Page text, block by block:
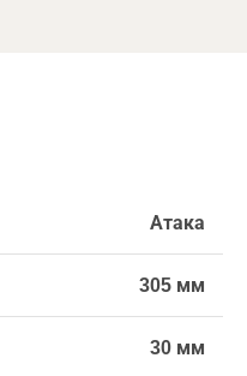
Атака
305 мм
30 мм